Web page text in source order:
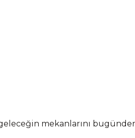
mekanlarını